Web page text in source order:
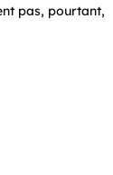
pas, pourtant,